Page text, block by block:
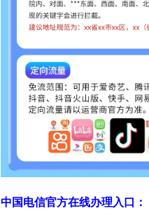
中国电信官方在线办理入口：